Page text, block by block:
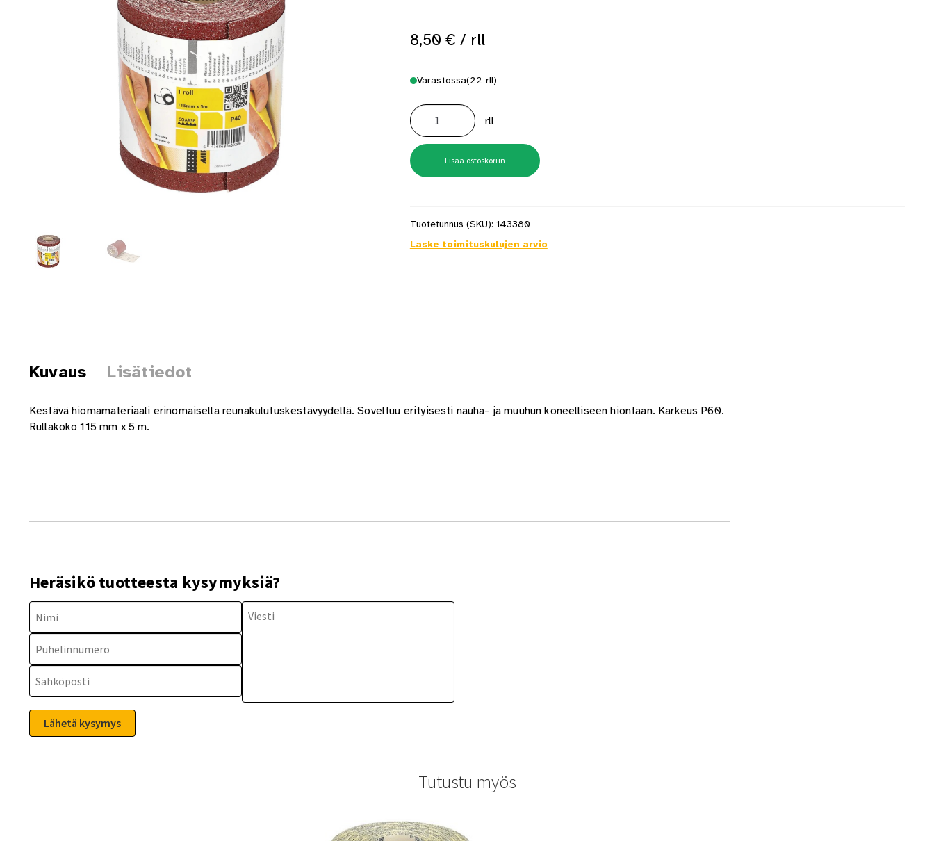
Toimitustavat- ja kulutTummuneet tai kuivat lauteet? Näin saat saunan puupinnat taas siisteiksi
8,50 € / rll
Varastossa(22 rll)
Hiomapaperirulla
Mirka
P60
115mm
5m
määrä
rll
Lisää ostoskoriin
Tuotetunnus (SKU): 143380
Laske toimituskulujen arvio
Kuvaus Lisätiedot
Kestävä hiomamateriaali erinomaisella reunakulutuskestävyydellä. Soveltuu erityisesti nauha- ja muuhun koneelliseen hiontaan. Karkeus P60.
Rullakoko 115 mm x 5 m.
Heräsikö tuotteesta kysymyksiä?
Tutustu myös